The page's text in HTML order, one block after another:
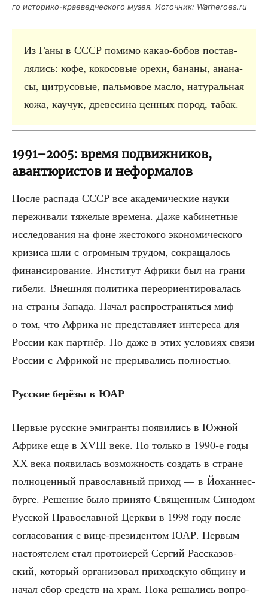
го исто­ри­ко-кра­е­вед­че­ско­го музея. Источ­ник: Warheroes.ru
Из Ганы в СССР поми­мо какао-бобов постав­
ля­лись: кофе, коко­со­вые оре­хи, бана­ны, ана­на­
сы, цит­ру­со­вые, паль­мо­вое мас­ло, нату­раль­ная
кожа, кау­чук, дре­ве­си­на цен­ных пород, табак.
1991–2005: время подвижников,
авантюристов и неформалов
После рас­па­да СССР все ака­де­ми­че­ские нау­ки
пере­жи­ва­ли тяже­лые вре­ме­на. Даже каби­нет­ные
иссле­до­ва­ния на фоне жесто­ко­го эко­но­ми­че­ско­го
кри­зи­са шли с огром­ным тру­дом, сокра­ща­лось
финан­си­ро­ва­ние. Инсти­тут Афри­ки был на гра­ни
гибе­ли. Внеш­няя поли­ти­ка пере­ори­ен­ти­ро­ва­лась
на стра­ны Запа­да. Начал рас­про­стра­нять­ся миф
о том, что Афри­ка не пред­став­ля­ет инте­ре­са для
Рос­сии как парт­нёр. Но даже в этих усло­ви­ях свя­зи
Рос­сии с Афри­кой не пре­ры­ва­лись полностью.
Рус­ские берё­зы в ЮАР
Пер­вые рус­ские эми­гран­ты появи­лись в Южной
Афри­ке еще в XVIII веке. Но толь­ко в 1990‑е годы
ХХ века появи­лась воз­мож­ность создать в стране
пол­но­цен­ный пра­во­слав­ный при­ход — в Йохан­нес­
бур­ге. Реше­ние было при­ня­то Свя­щен­ным Сино­дом
Рус­ской Пра­во­слав­ной Церк­ви в 1998 году после
согла­со­ва­ния с вице-пре­зи­ден­том ЮАР. Пер­вым
насто­я­те­лем стал про­то­и­е­рей Сер­гий Рас­ска­зов­
ский, кото­рый орга­ни­зо­вал при­ход­скую общи­ну и
начал сбор средств на храм. Пока реша­лись вопро­